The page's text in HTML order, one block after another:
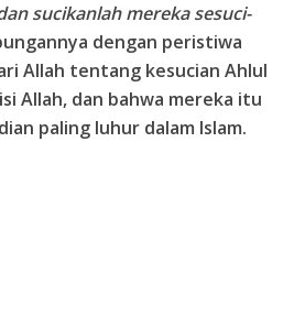
sucikanlah mereka sesuci-
dengan peristiwa
Allah tentang kesucian Ahlul
Allah, dan bahwa mereka itu
paling luhur dalam Islam.